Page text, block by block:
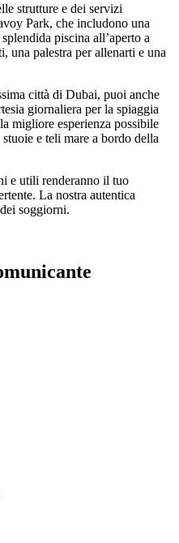
strutture e dei servizi
Park, che includono una
piscina all’aperto a
una palestra per allenarti e una
città di Dubai, puoi anche
giornaliera per la spiaggia
migliore esperienza possibile
e teli mare a bordo della
e utili renderanno il tuo
La nostra autentica
soggiorni.